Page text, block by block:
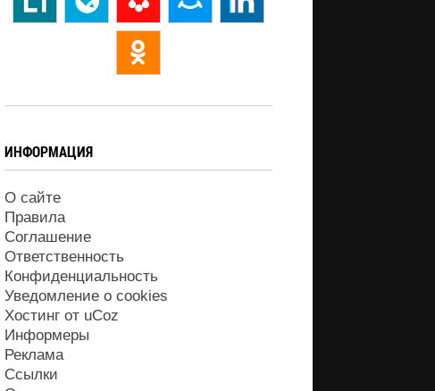
ИНФОРМАЦИЯ
О сайте
Правила
Соглашение
Ответственность
Конфиденциальность
Уведомление о cookies
Хостинг от uCoz
Информеры
Реклама
Ссылки